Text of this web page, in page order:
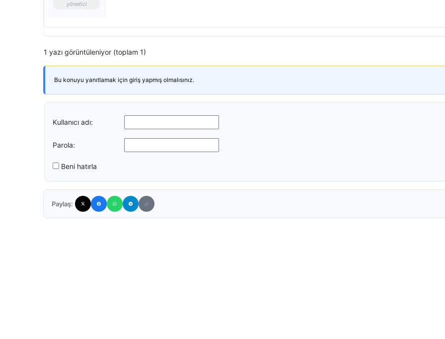
yönetici
1 yazı görüntüleniyor (toplam 1)
Bu konuyu yanıtlamak için giriş yapmış olmalısınız.
Kullanıcı adı:
Parola:
Beni hatırla
Paylaş: